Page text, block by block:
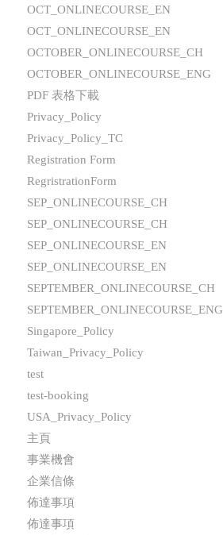
OCT_ONLINECOURSE_EN
OCT_ONLINECOURSE_EN
OCTOBER_ONLINECOURSE_CH
OCTOBER_ONLINECOURSE_ENG
PDF 表格下載
Privacy_Policy
Privacy_Policy_TC
Registration Form
RegristrationForm
SEP_ONLINECOURSE_CH
SEP_ONLINECOURSE_CH
SEP_ONLINECOURSE_EN
SEP_ONLINECOURSE_EN
SEPTEMBER_ONLINECOURSE_CH
SEPTEMBER_ONLINECOURSE_ENG
Singapore_Policy
Taiwan_Privacy_Policy
test
test-booking
USA_Privacy_Policy
主頁
事業機會
企業信條
佈達事項
佈達事項